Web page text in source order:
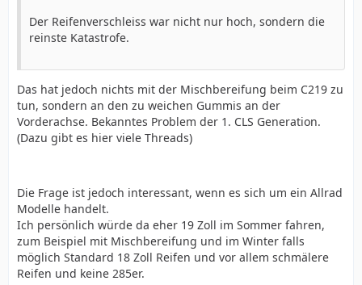
Der Reifenverschleiss war nicht nur hoch, sondern die
reinste Katastrofe.
Das hat jedoch nichts mit der Mischbereifung beim C219 zu
tun, sondern an den zu weichen Gummis an der
Vorderachse. Bekanntes Problem der 1. CLS Generation.
(Dazu gibt es hier viele Threads)
Die Frage ist jedoch interessant, wenn es sich um ein Allrad
Modelle handelt.
Ich persönlich würde da eher 19 Zoll im Sommer fahren,
zum Beispiel mit Mischbereifung und im Winter falls
möglich Standard 18 Zoll Reifen und vor allem schmälere
Reifen und keine 285er.